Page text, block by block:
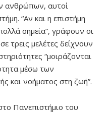
ανθρώπων, αυτοί
“Αν και η επιστήμη
σημεία”, γράφουν οι
τρεις μελέτες δείχνουν
“μοιράζονται
μέσω των
και νοήματος στη ζωή”.
Πανεπιστήμιο του